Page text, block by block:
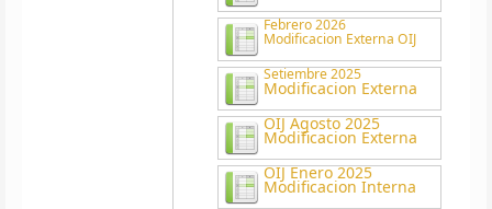
Febrero 2026
Modificacion Externa OIJ
Setiembre 2025
Modificacion Externa
OIJ Agosto 2025
Modificacion Externa
OIJ Enero 2025
Modificacion Interna